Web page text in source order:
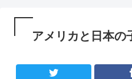
アメリカと日本の